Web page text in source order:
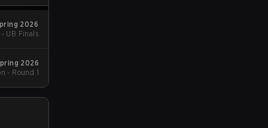
2026
UB Finals
2026
- Round 1